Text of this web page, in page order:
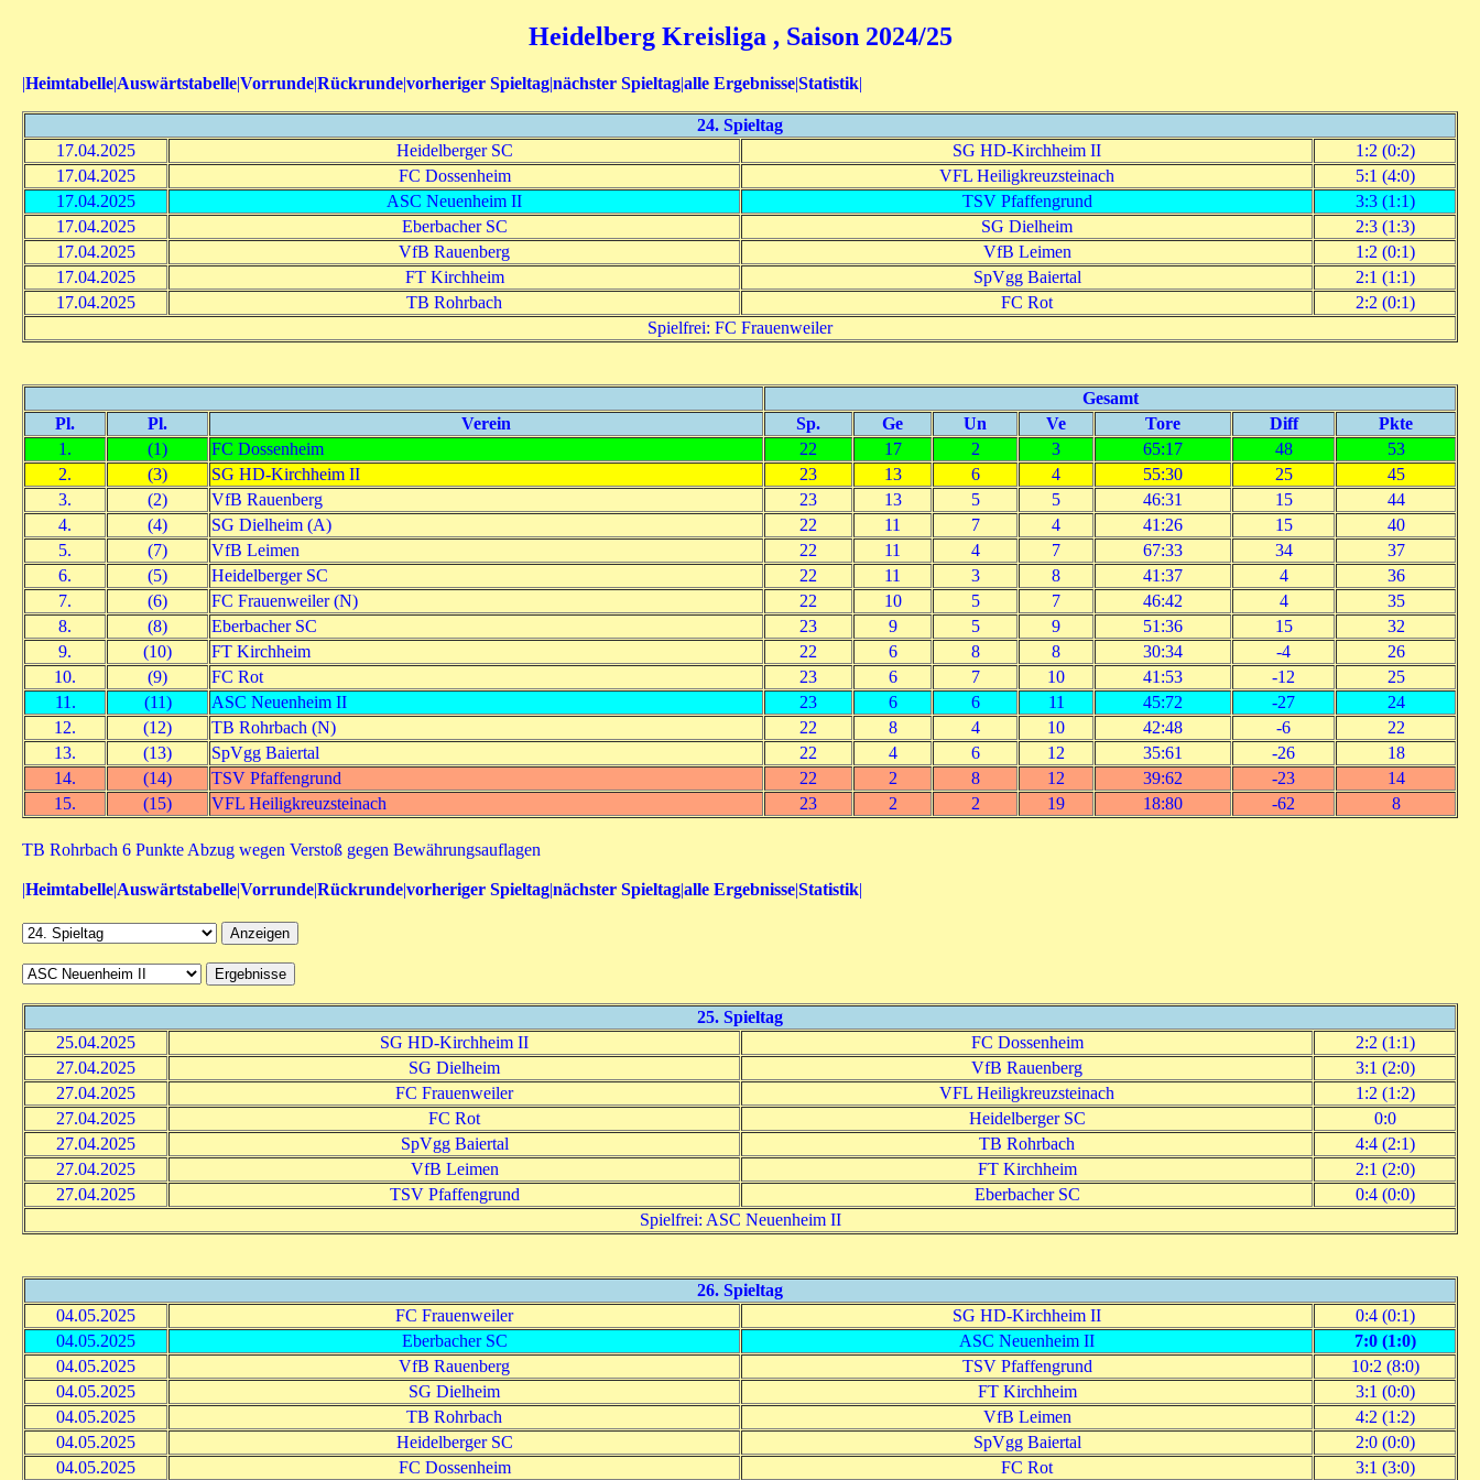
Heidelberg Kreisliga , Saison 2024/25
|Heimtabelle|Auswärtstabelle|Vorrunde|Rückrunde|vorheriger Spieltag|nächster Spieltag|alle Ergebnisse|Statistik|
24. Spieltag
17.04.2025
Heidelberger SC SG HD-Kirchheim II
1:2 (0:2)
17.04.2025
FC Dossenheim VFL Heiligkreuzsteinach
5:1 (4:0)
17.04.2025
ASC Neuenheim II TSV Pfaffengrund
3:3 (1:1)
17.04.2025
Eberbacher SC SG Dielheim
2:3 (1:3)
17.04.2025
VfB Rauenberg VfB Leimen
1:2 (0:1)
17.04.2025
FT Kirchheim SpVgg Baiertal
2:1 (1:1)
17.04.2025
TB Rohrbach FC Rot
2:2 (0:1)
Spielfrei: FC Frauenweiler
Gesamt
Pl.
Pl. Verein Sp. Ge Un Ve Tore Diff
Pkte
1.
(1) FC Dossenheim 22 17 2 3 65:17 48
53
2.
(3) SG HD-Kirchheim II 23 13 6 4 55:30 25
45
3.
(2) VfB Rauenberg 23 13 5 5 46:31 15
44
4.
(4) SG Dielheim (A) 22 11 7 4 41:26 15
40
5.
(7) VfB Leimen 22 11 4 7 67:33 34
37
6.
(5) Heidelberger SC 22 11 3 8 41:37 4
36
7.
(6) FC Frauenweiler (N) 22 10 5 7 46:42 4
35
8.
(8) Eberbacher SC 23 9 5 9 51:36 15
32
9.
(10) FT Kirchheim 22 6 8 8 30:34 -4
26
10.
(9) FC Rot 23 6 7 10 41:53 -12
25
11.
(11) ASC Neuenheim II 23 6 6 11 45:72 -27
24
12.
(12) TB Rohrbach (N) 22 8 4 10 42:48 -6
22
13.
(13) SpVgg Baiertal 22 4 6 12 35:61 -26
18
14.
(14) TSV Pfaffengrund 22 2 8 12 39:62 -23
14
15.
(15) VFL Heiligkreuzsteinach 23 2 2 19 18:80 -62 8
TB Rohrbach 6 Punkte Abzug wegen Verstoß gegen Bewährungsauflagen
|Heimtabelle|Auswärtstabelle|Vorrunde|Rückrunde|vorheriger Spieltag|nächster Spieltag|alle Ergebnisse|Statistik|
25. Spieltag
25.04.2025
SG HD-Kirchheim II FC Dossenheim
2:2 (1:1)
27.04.2025
SG Dielheim VfB Rauenberg
3:1 (2:0)
27.04.2025
FC Frauenweiler VFL Heiligkreuzsteinach
1:2 (1:2)
27.04.2025
FC Rot Heidelberger SC
0:0
27.04.2025
SpVgg Baiertal TB Rohrbach
4:4 (2:1)
27.04.2025
VfB Leimen FT Kirchheim
2:1 (2:0)
27.04.2025
TSV Pfaffengrund Eberbacher SC
0:4 (0:0)
Spielfrei: ASC Neuenheim II
26. Spieltag
04.05.2025
FC Frauenweiler SG HD-Kirchheim II
0:4 (0:1)
04.05.2025
Eberbacher SC ASC Neuenheim II
7:0 (1:0)
04.05.2025
VfB Rauenberg TSV Pfaffengrund
10:2 (8:0)
04.05.2025
SG Dielheim FT Kirchheim
3:1 (0:0)
04.05.2025
TB Rohrbach VfB Leimen
4:2 (1:2)
04.05.2025
Heidelberger SC SpVgg Baiertal
2:0 (0:0)
04.05.2025
FC Dossenheim FC Rot 3:1 (3:0)